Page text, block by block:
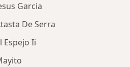
Garcia
De Serra
Espejo Ii